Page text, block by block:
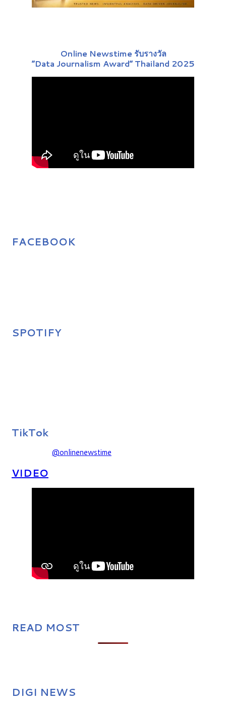
Online Newstime รับรางวัล
“Data Journalism Award” Thailand 2025
FACEBOOK
SPOTIFY
TikTok
@onlinenewstime
VIDEO
READ MOST
DIGI NEWS